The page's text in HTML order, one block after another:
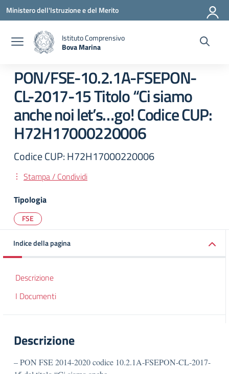
Vai ai contenuti
Vai al menu di navigazione
Vai al footer
Ministero dell'Istruzione e del Merito
Istituto Comprensivo
Bova Marina
PON/FSE-10.2.1A-FSEPON-
CL-2017-15 Titolo “Ci siamo
anche noi let’s…go! Codice CUP:
H72H17000220006
Codice CUP: H72H17000220006
Stampa / Condividi
Tipologia
FSE
Indice della pagina
Descrizione
I Documenti
Descrizione
– PON FSE 2014-2020 codice 10.2.1A-FSEPON-CL-2017-